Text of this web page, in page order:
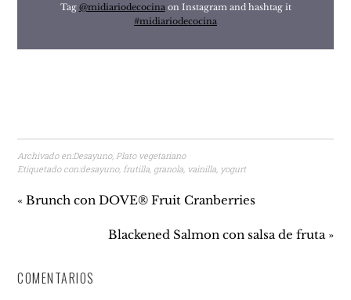
Tag @midiariodecocina on Instagram and hashtag it
#midiariodecocina
Archivado en:Desayuno,Plato vegetariano
Etiquetado con:desayuno, frutilla, granola, vainilla, yogurt
« Brunch con DOVE® Fruit Cranberries
Blackened Salmon con salsa de fruta »
COMENTARIOS